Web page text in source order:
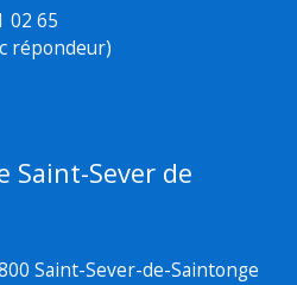
02 65
répondeur)
Saint-Sever de
Saint-Sever-de-Saintonge